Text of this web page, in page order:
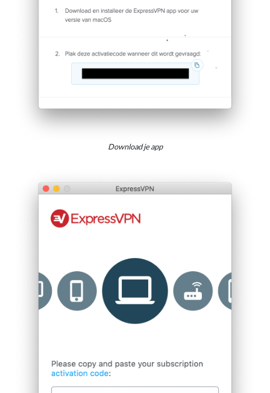
Download je app